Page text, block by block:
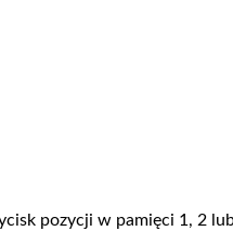
pozycji w pamięci 1, 2